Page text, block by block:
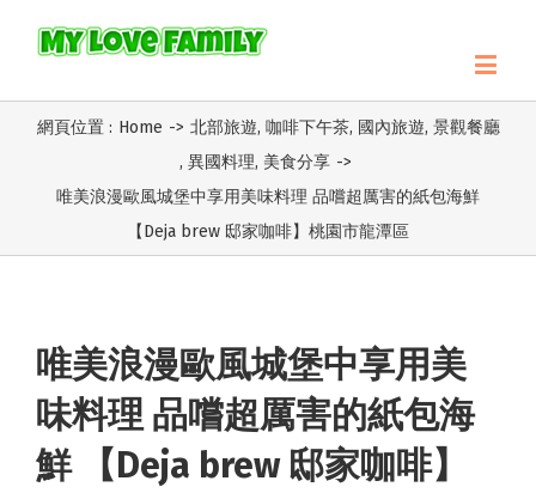
網頁位置 : Home -> 北部旅遊, 咖啡下午茶, 國內旅遊, 景觀餐廳
, 異國料理, 美食分享 ->
唯美浪漫歐風城堡中享用美味料理 品嚐超厲害的紙包海鮮
【Deja brew 邸家咖啡】桃園市龍潭區
唯美浪漫歐風城堡中享用美
味料理 品嚐超厲害的紙包海
鮮 【Deja brew 邸家咖啡】